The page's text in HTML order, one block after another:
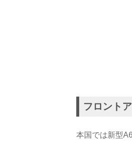
フロント
本国では新型